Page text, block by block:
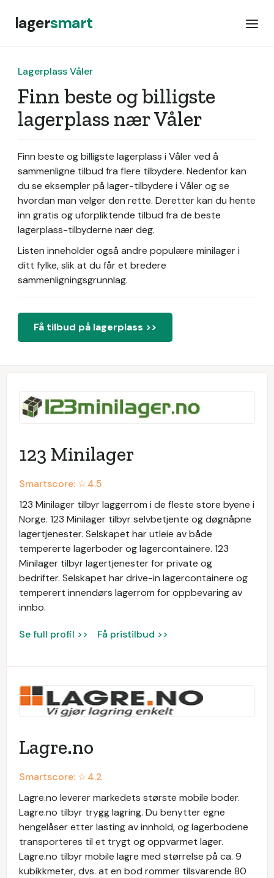
lagersmart
Lagerplass Våler
Finn beste og billigste
lagerplass nær Våler
Finn beste og billigste lagerplass i Våler ved å
sammenligne tilbud fra flere tilbydere. Nedenfor kan
du se eksempler på lager-tilbydere i Våler og se
hvordan man velger den rette. Deretter kan du hente
inn gratis og uforpliktende tilbud fra de beste
lagerplass-tilbyderne nær deg.
Listen inneholder også andre populære minilager i
ditt fylke, slik at du får et bredere
sammenligningsgrunnlag.
Få tilbud på lagerplass >>
123 Minilager
Smartscore: ☆4.5
123 Minilager tilbyr laggerrom i de fleste store byene i
Norge. 123 Minilager tilbyr selvbetjente og døgnåpne
lagertjenester. Selskapet har utleie av både
tempererte lagerboder og lagercontainere. 123
Minilager tilbyr lagertjenester for private og
bedrifter. Selskapet har drive-in lagercontainere og
temperert innendørs lagerrom for oppbevaring av
innbo.
Se full profil >> Få pristilbud >>
Lagre.no
Smartscore: ☆4.2
Lagre.no leverer markedets største mobile boder.
Lagre.no tilbyr trygg lagring. Du benytter egne
hengelåser etter lasting av innhold, og lagerbodene
transporteres til et trygt og oppvarmet lager.
Lagre.no tilbyr mobile lagre med størrelse på ca. 9
kubikkmeter, dvs. at en bod rommer tilsvarende 80